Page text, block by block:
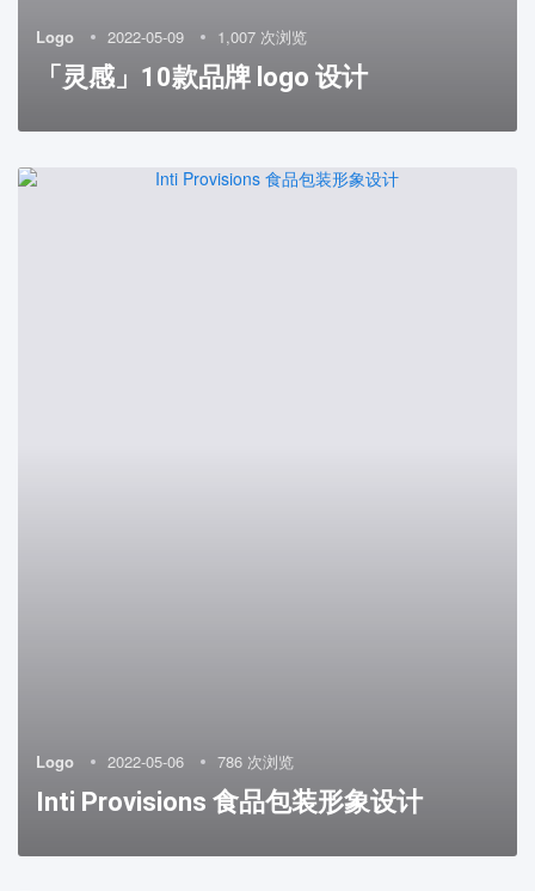
Logo 2022-05-09 1,007 次浏览
「灵感」10款品牌 logo 设计
Logo 2022-05-06 786 次浏览
Inti Provisions 食品包装形象设计